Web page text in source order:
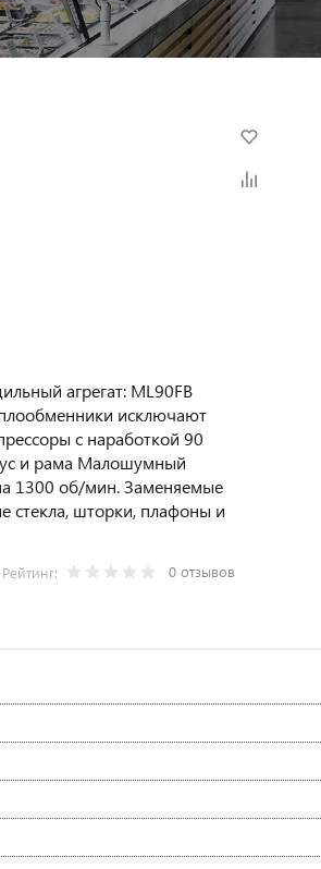
агрегат: ML90FB
исключают
с наработкой 90
и рама Малошумный
1300 об/мин. Заменяемые
стекла, шторки, плафоны и
Рейтинг: 0 отзывов